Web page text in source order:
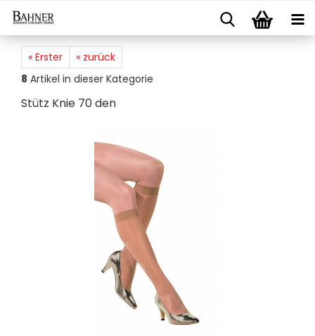
« Erster
« zurück
8 Artikel in dieser Kategorie
Stütz Knie 70 den